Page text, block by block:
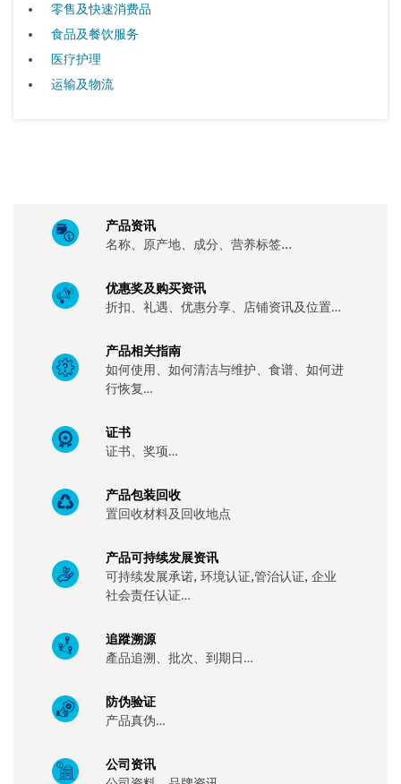
零售及快速消费品
食品及餐饮服务
医疗护理
运输及物流
产品资讯
名称、原产地、成分、营养标签...
优惠奖及购买资讯
折扣、礼遇、优惠分享、店铺资讯及位置…
产品相关指南
如何使用、如何清洁与维护、食谱、如何进
行恢复…
证书
证书、奖项…
产品包装回收
置回收材料及回收地点
产品可持续发展资讯
可持续发展承诺, 环境认证,管治认证, 企业
社会责任认证…
追蹤溯源
產品追溯、批次、到期日…
防伪验证
产品真伪…
公司资讯